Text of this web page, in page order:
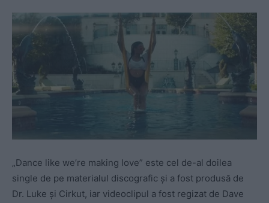
„Dance like we’re making love” este cel de-al doilea
single de pe materialul discografic şi a fost produsă de
Dr. Luke şi Cirkut, iar videoclipul a fost regizat de Dave